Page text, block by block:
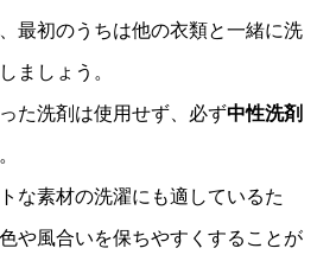
最初のうちは他の衣類と一緒に洗
ましょう。
た洗剤は使用せず、必ず中性洗剤
な素材の洗濯にも適しているた
や風合いを保ちやすくすることが